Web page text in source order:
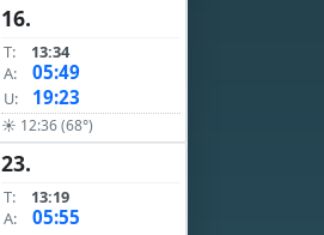
16.
T:
13:34
A:
05:49
U: 19:23
☀ 12:36 (68°)
23.
T:
13:19
A:
05:55